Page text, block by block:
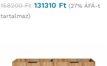
158200Ft 131310 Ft (27% ÁFÁ-t
tartalmaz)